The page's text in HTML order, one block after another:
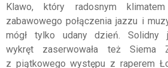
Klawo, który radosnym
zabawowego połączenia jazzu i
mógł tylko udany dzień. Solidny
wykręt zaserwowała też Siema
z piątkowego występu z raperem